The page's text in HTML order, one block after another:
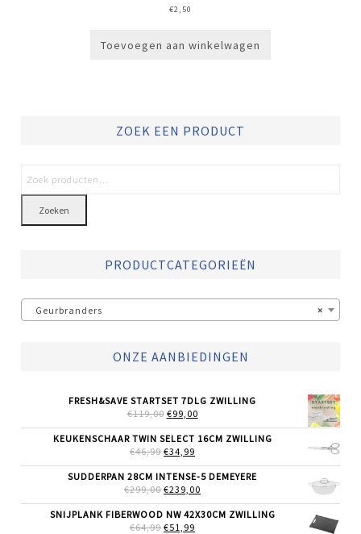
€2,50
Toevoegen aan winkelwagen
ZOEK EEN PRODUCT
Zoeken
PRODUCTCATEGORIEËN
×
Geurbranders
ONZE AANBIEDINGEN
FRESH&SAVE STARTSET 7DLG ZWILLING
€119,00 OORSPRONKELIJKE
WAS:
€119,00.
€99,00HUIDIGE
IS:
KEUKENSCHAAR TWIN SELECT 16CM ZWILLING
€46,99 OORSPRONKELIJKE
WAS:
€46,99.
€34,99
IS:
€34,99.
SUDDERPAN 28CM INTENSE-5 DEMEYERE
€299,00 OORSPRONKELIJKE
WAS:
€299,00.
€239,00
IS:
SNIJPLANK FIBERWOOD NW 42X30CM ZWILLING
€64,99 OORSPRONKELIJKE
€51,99